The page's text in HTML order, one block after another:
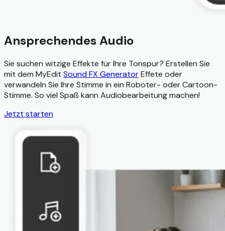
Ansprechendes Audio
Sie suchen witzige Effekte für Ihre Tonspur? Erstellen Sie
mit dem MyEdit Sound FX GeneratorEffete oder
verwandeln Sie Ihre Stimme in ein Roboter- oder Cartoon-
Stimme. So viel Spaß kann Audiobearbeitung machen!
Jetzt starten